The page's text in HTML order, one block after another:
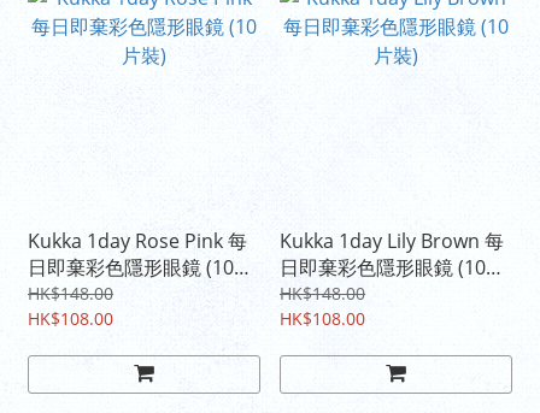
Kukka 1day Rose Pink 每
日即棄彩色隱形眼鏡 (10片
裝)
HK$148.00
HK$108.00
Kukka 1day Lily Brown 每
日即棄彩色隱形眼鏡 (10片
裝)
HK$148.00
HK$108.00